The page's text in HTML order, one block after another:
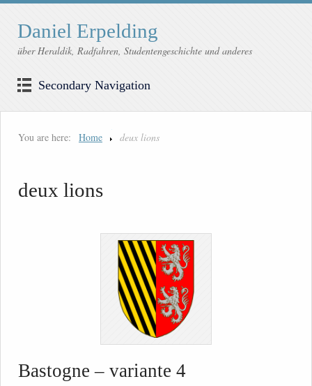
Daniel Erpelding
über Heraldik, Radfahren, Studentengeschichte und anderes
Secondary Navigation
You are here: Home deux lions
deux lions
Bastogne – variante 4